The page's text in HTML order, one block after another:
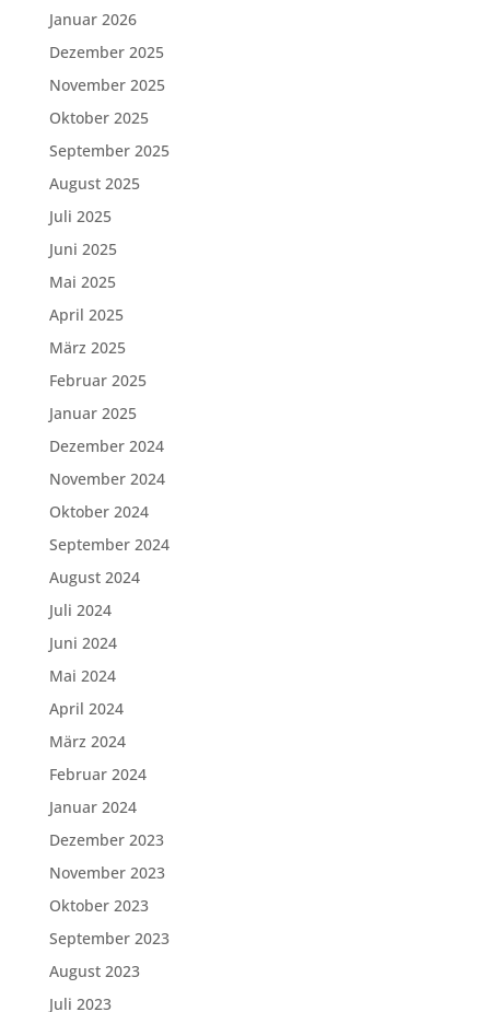
Januar 2026
Dezember 2025
November 2025
Oktober 2025
September 2025
August 2025
Juli 2025
Juni 2025
Mai 2025
April 2025
März 2025
Februar 2025
Januar 2025
Dezember 2024
November 2024
Oktober 2024
September 2024
August 2024
Juli 2024
Juni 2024
Mai 2024
April 2024
März 2024
Februar 2024
Januar 2024
Dezember 2023
November 2023
Oktober 2023
September 2023
August 2023
Juli 2023